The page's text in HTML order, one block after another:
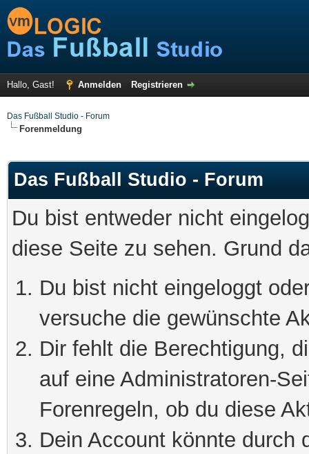
Hallo, Gast! Anmelden Registrieren
Das Fußball Studio - Forum
Forenmeldung
Das Fußball Studio - Forum
Du bist entweder nicht
diese Seite zu sehen. Grund
Du bist nicht eingeloggt
versuche die gewünschte
Dir fehlt die Berechtigung,
auf eine Administratoren-
Forenregeln, ob du diese
Dein Account könnte durch